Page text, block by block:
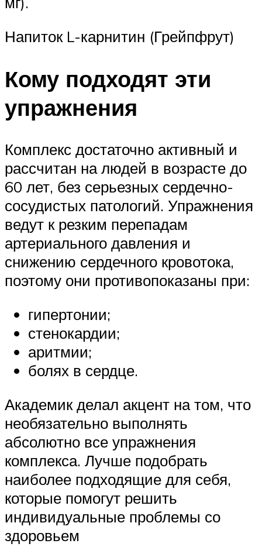
Напиток L-карнитин (Грейпфрут)
Кому подходят эти
упражнения
Комплекс достаточно активный и
рассчитан на людей в возрасте до
60 лет, без серьезных сердечно-
сосудистых патологий. Упражнения
ведут к резким перепадам
артериального давления и
снижению сердечного кровотока,
поэтому они противопоказаны при:
гипертонии;
стенокардии;
аритмии;
болях в сердце.
Академик делал акцент на том, что
необязательно выполнять
абсолютно все упражнения
комплекса. Лучше подобрать
наиболее подходящие для себя,
которые помогут решить
индивидуальные проблемы со
здоровьем